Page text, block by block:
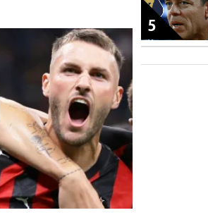
5